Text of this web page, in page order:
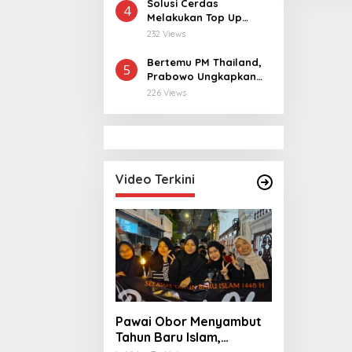
4
Solusi Cerdas
Melakukan Top Up
MLBB dan MCGG
Terjangkau
232 Views
5
Bertemu PM Thailand,
Prabowo Ungkapkan
Duka Cita kepada Putri
226 Views
Video Terkini
Pawai Obor Menyambut
Tahun Baru Islam,